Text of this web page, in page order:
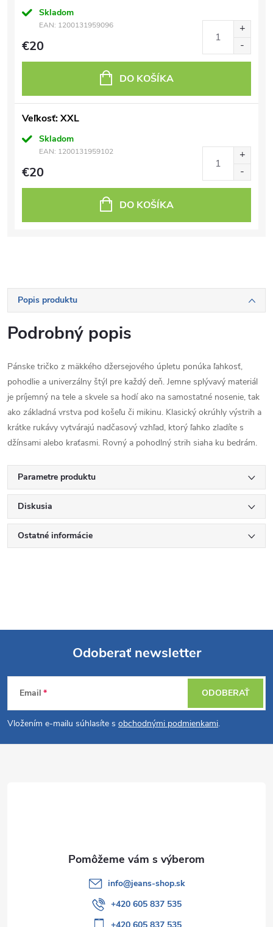
Skladom
EAN: 1200131959096
€20
DO KOŠÍKA
Veľkosť: XXL
Skladom
EAN: 1200131959102
€20
DO KOŠÍKA
Popis produktu
Podrobný popis
Pánske tričko z mäkkého džersejového úpletu ponúka ľahkosť,
pohodlie a univerzálny štýl pre každý deň. Jemne splývavý materiál
je príjemný na tele a skvele sa hodí ako na samostatné nosenie, tak
ako základná vrstva pod košeľu či mikinu. Klasický okrúhly výstrih a
krátke rukávy vytvárajú nadčasový vzhľad, ktorý ľahko zladíte s
džínsami alebo kraťasmi. Rovný a pohodlný strih siaha ku bedrám.
Parametre produktu
Diskusia
Ostatné informácie
Z
á
p
Odoberať newsletter
Email
Vložením e-mailu súhlasíte s obchodnými podmienkami.
ODOBERAŤ
info@jeans-shop.sk
+420 605 837 535